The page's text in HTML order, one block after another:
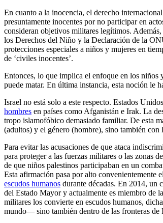
En cuanto a la inocencia, el derecho
presuntamente inocentes por no participar en
consideran objetivos militares legítimos.
los Derechos del Niño y la Declaración de la
protecciones especiales a niños y mujeres en
de ‘civiles inocentes’.
Entonces, lo que implica el enfoque en los niños
puede matar. En última instancia, esta noción le
Israel no está solo a este respecto. Estados
hombres en países como Afganistán e Irak. La
tropo islamofóbico demasiado familiar. De esta
(adultos) y el género (hombre), sino también
Para evitar las acusaciones de que ataca
para proteger a las fuerzas militares o las zonas
de que niños palestinos participaban en un
Esta afirmación pasa por alto convenientemente
escudos humanos durante décadas. En 2014, un
del Estado Mayor y actualmente es miembro de
militares los convierte en escudos humanos,
mundo— sino también dentro de las fronteras de